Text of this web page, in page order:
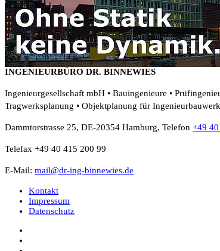
INGENIEURBÜRO DR. BINNEWIES
Ingenieurgesellschaft mbH • Bauingenieure •
Tragwerksplanung • Objektplanung für
Dammtorstrasse 25, DE-20354 Hamburg, Telefon +49
Telefax +49 40 415 200 99
E-Mail: mail@dr-ing-binnewies.de
Kontakt
Impressum
Datenschutz